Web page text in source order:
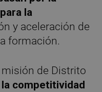
la
y aceleración de
formación.
misión de Distrito
competitividad